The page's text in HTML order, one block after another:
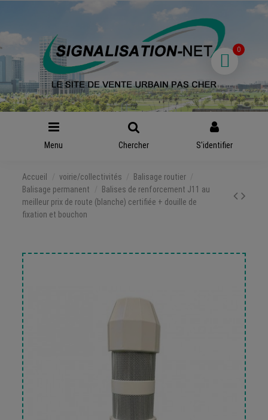
Menu Chercher S'identifier
Accueil voirie/collectivités
Balisage routier
Balisage permanent
Balises de renforcement J11 au
meilleur prix de route (blanche) certifiée + douille de
fixation et bouchon
Produit ajouté au panier
Produit supprimé du panier
0